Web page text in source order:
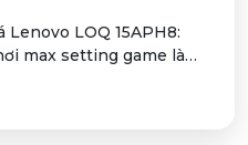
chuyên nghiệp
Lenovo LOQ 15APH8:
max setting game là